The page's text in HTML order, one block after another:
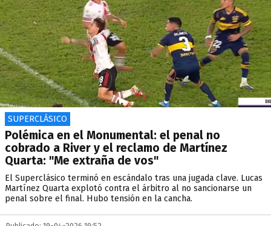
SUPERCLÁSICO
Polémica en el Monumental: el penal no
cobrado a River y el reclamo de Martínez
Quarta: "Me extraña de vos"
El Superclásico terminó en escándalo tras una jugada clave. Lucas
Martínez Quarta explotó contra el árbitro al no sancionarse un
penal sobre el final. Hubo tensión en la cancha.